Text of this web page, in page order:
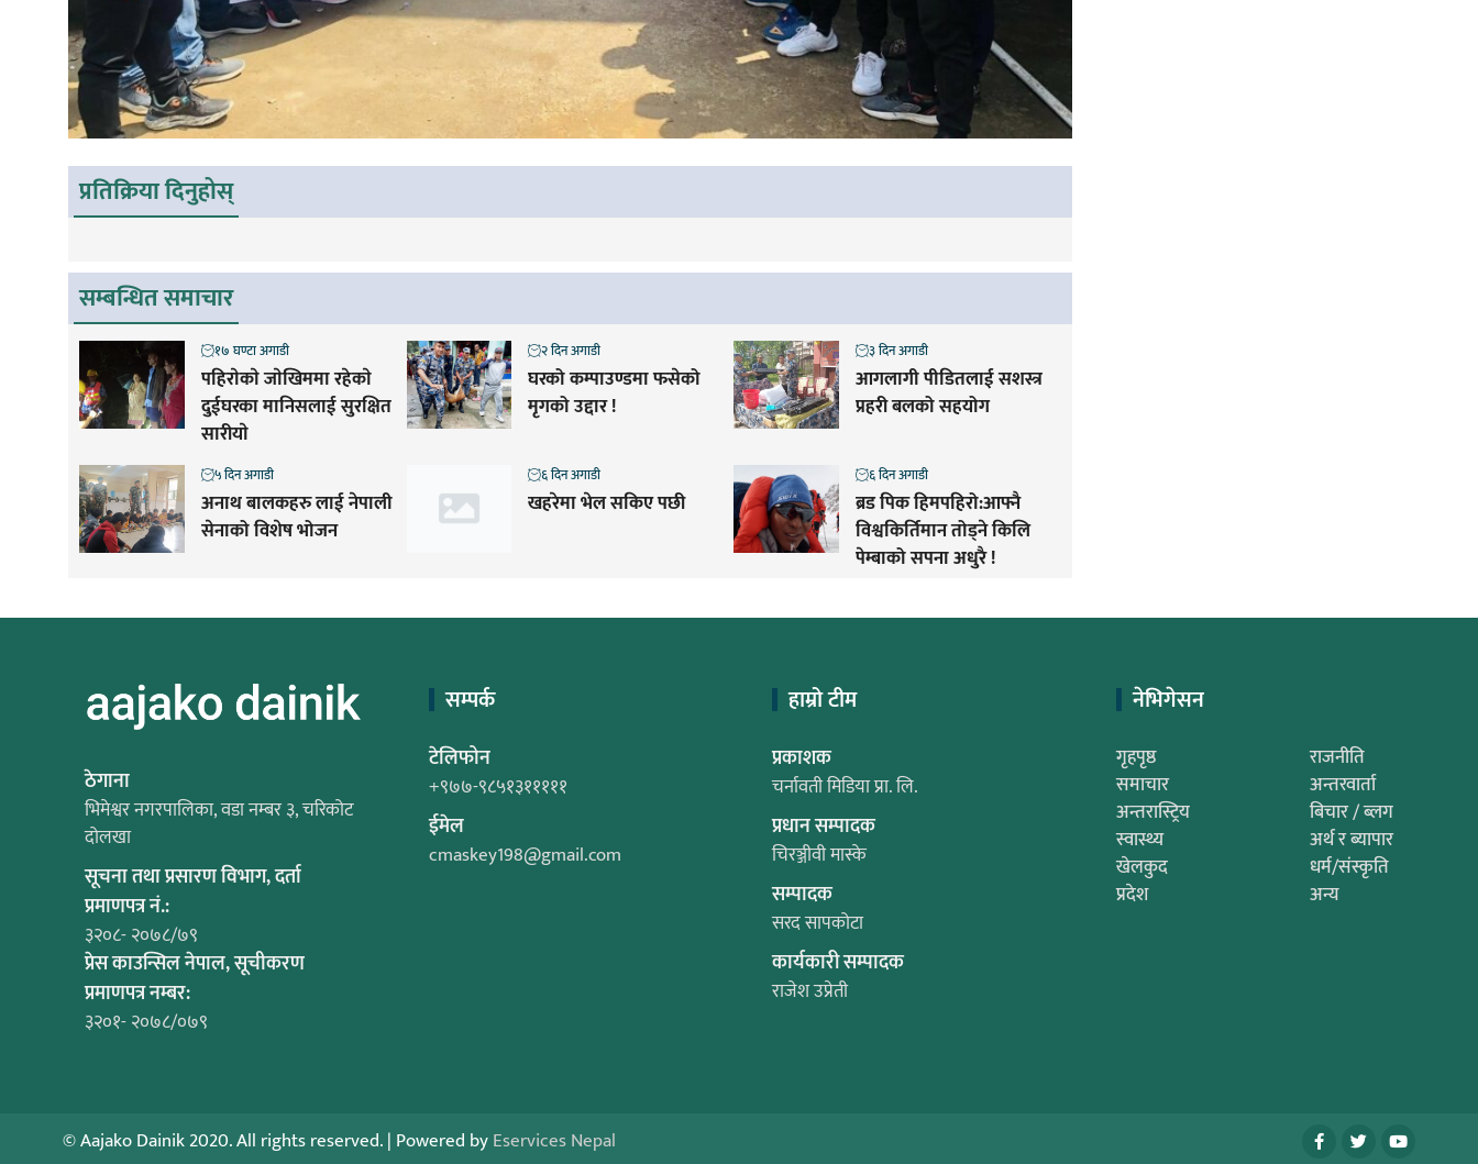
प्रतिक्रिया दिनुहोस्
सम्बन्धित समाचार
पहिराेकाे जाेखिममा रहेकाे
दुईघरका मानिसलाई सुरक्षित
सारीयाे
१७ घण्टा अगाडी
घरको कम्पाउण्डमा फसेको
मृगको उद्दार !
२ दिन अगाडी
आगलागी पीडितलाई सशस्त्र
प्रहरी बलको सहयोग
३ दिन अगाडी
अनाथ बालकहरु लाई नेपाली
सेनाको विशेष भोजन
५ दिन अगाडी
खहरेमा भेल सकिए पछी
६ दिन अगाडी
ब्रड पिक हिमपहिरो:आफ्नै
विश्वकिर्तिमान तोड्ने किलि
पेम्बाको सपना अधुरै !
६ दिन अगाडी
ठेगाना
भिमेश्वर नगरपालिका, वडा नम्बर ३, चरिकोट
दोलखा
सूचना तथा प्रसारण विभाग, दर्ता
प्रमाणपत्र नं.:
३२०८- २०७८/७९
प्रेस काउन्सिल नेपाल, सूचीकरण
प्रमाणपत्र नम्बर:
३२०१- २०७८/०७९
सम्पर्क
टेलिफोन
+९७७-९८५१३१११११
ईमेल
cmaskey198@gmail.com
हाम्रो टीम
प्रकाशक
चर्नावती मिडिया प्रा. लि.
प्रधान सम्पादक
चिरञ्जीवी मास्के
सम्पादक
सरद सापकोटा
कार्यकारी सम्पादक
राजेश उप्रेती
नेभिगेसन
गृहपृष्ठ
राजनीति
समाचार
अन्तरवार्ता
अन्तरास्ट्रिय
बिचार / ब्लग
स्वास्थ्य
अर्थ र ब्यापार
खेलकुद
धर्म/संस्कृति
प्रदेश
अन्य
© Aajako Dainik 2020. All rights reserved.| Powered byEservices Nepal